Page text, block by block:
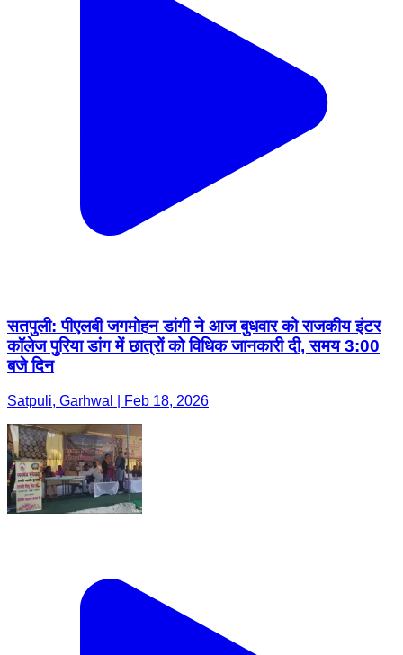
सतपुली: पीएलबी जगमोहन डांगी ने आज बुधवार को राजकीय इंटर
कॉलेज पुरिया डांग में छात्रों को विधिक जानकारी दी, समय 3:00
बजे दिन
Satpuli, Garhwal | Feb 18, 2026